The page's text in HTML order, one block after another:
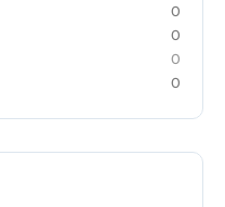
0
0
0
0